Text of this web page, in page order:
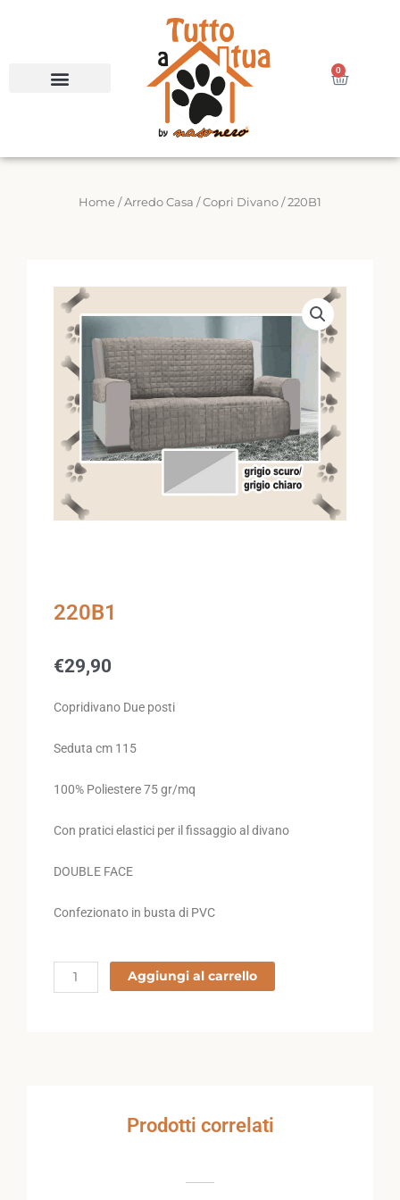
0
Carrello
Home /Arredo Casa /Copri Divano / 220B1
220B1
€29,90
Copridivano Due posti
Seduta cm 115
100% Poliestere 75 gr/mq
Con pratici elastici per il fissaggio al divano
DOUBLE FACE
Confezionato in busta di PVC
220B1
quantità
Aggiungi al carrello
Prodotti correlati